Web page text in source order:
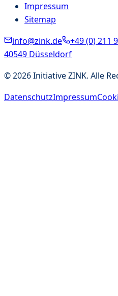
Impressum
Sitemap
info@zink.de
+49 (0) 211
40549 Düsseldorf
©2026Initiative ZINK. Alle
DatenschutzImpressum